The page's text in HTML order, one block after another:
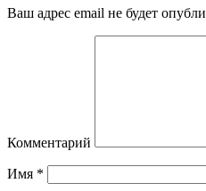
Ваш адрес email не будет
Комментарий
Имя *